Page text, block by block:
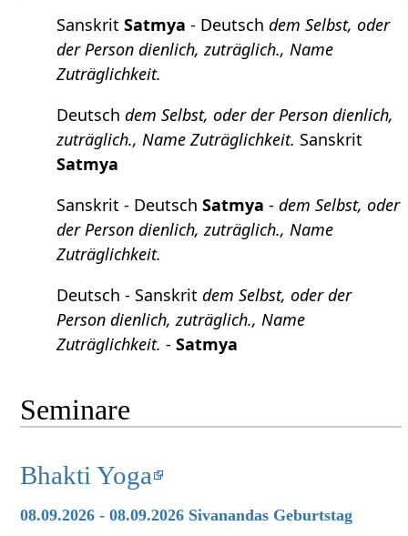
SanskritSatmya - Deutschdem Selbst, oder
der Person dienlich, zuträglich., Name
Zuträglichkeit.
Deutschdem Selbst, oder der Person dienlich,
zuträglich., Name Zuträglichkeit. Sanskrit
Satmya
Sanskrit - DeutschSatmya -dem Selbst, oder
der Person dienlich, zuträglich., Name
Zuträglichkeit.
Deutsch - Sanskritdem Selbst, oder der
Person dienlich, zuträglich., Name
Zuträglichkeit. -Satmya
Seminare
Bhakti Yoga
08.09.2026 - 08.09.2026 Sivanandas Geburtstag